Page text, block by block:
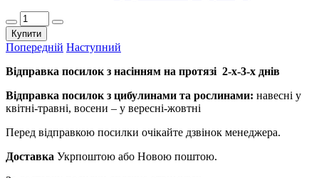
Купити
Попередній Наступний
Відправка посилок з насінням на протязі 2-х-3-х днів
Відправка посилок з цибулинами та рослинами: навесні у
квітні-травні, восени – у вересні-жовтні
Перед відправкою посилки очікайте дзвінок менеджера.
Доставка Укрпоштою або Новою поштою.